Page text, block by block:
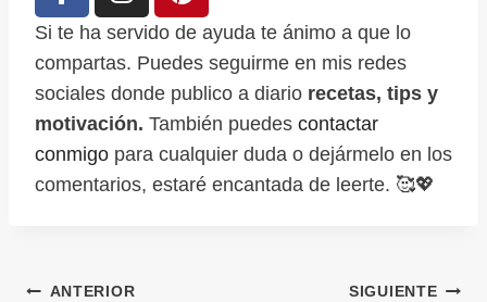
Si te ha servido de ayuda te ánimo a que lo
compartas. Puedes seguirme en mis redes
sociales donde publico a diario recetas, tips y
motivación. También puedes contactar
conmigo para cualquier duda o dejármelo en los
comentarios, estaré encantada de leerte. 🥰💖
ANTERIOR SIGUIENTE